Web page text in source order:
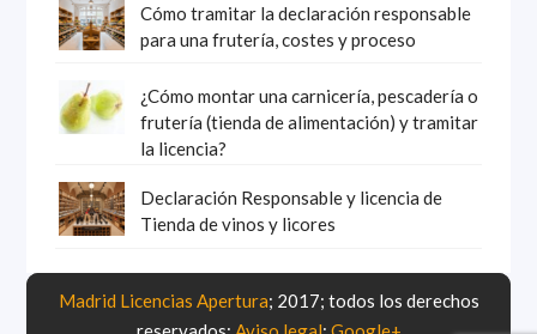
Cómo tramitar la declaración responsable
para una frutería, costes y proceso
¿Cómo montar una carnicería, pescadería o
frutería (tienda de alimentación) y tramitar
la licencia?
Declaración Responsable y licencia de
Tienda de vinos y licores
Madrid Licencias Apertura; 2017; todos los derechos